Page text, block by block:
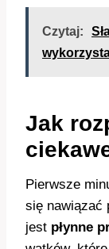
Czytaj:
Jak
Pierwsze
się nawiązać
jest płynne